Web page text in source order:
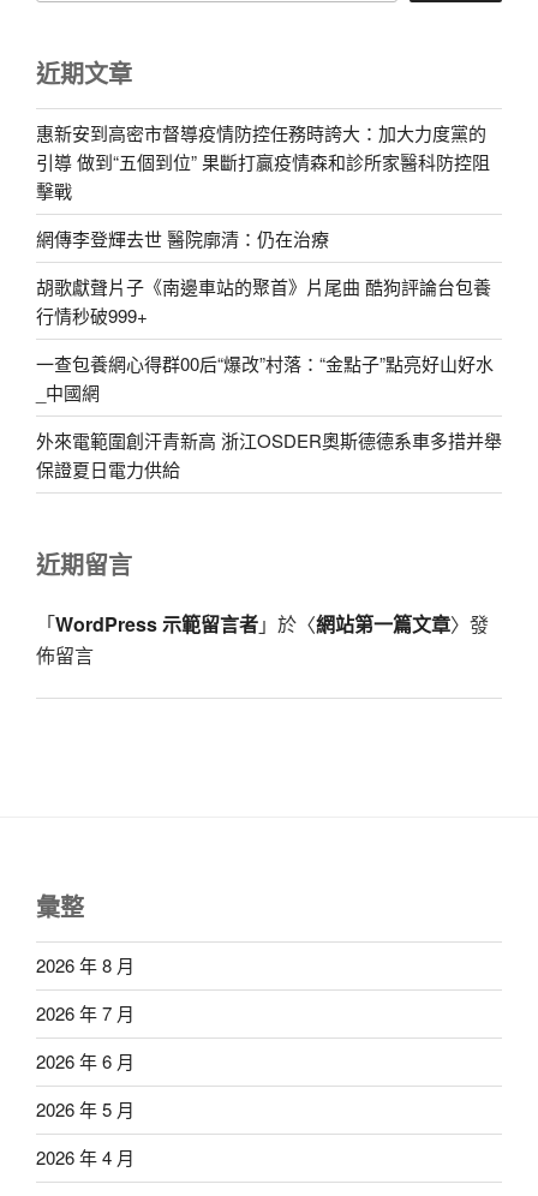
近期文章
惠新安到高密市督導疫情防控任務時誇大：加大力度黨的
引導 做到“五個到位” 果斷打贏疫情森和診所家醫科防控阻
擊戰
網傳李登輝去世 醫院廓清：仍在治療
胡歌獻聲片子《南邊車站的聚首》片尾曲 酷狗評論台包養
行情秒破999+
一查包養網心得群00后“爆改”村落：“金點子”點亮好山好水
_中國網
外來電範圍創汗青新高 浙江OSDER奧斯德德系車多措并舉
保證夏日電力供給
近期留言
「WordPress 示範留言者」於〈網站第一篇文章〉發
佈留言
彙整
2026 年 8 月
2026 年 7 月
2026 年 6 月
2026 年 5 月
2026 年 4 月